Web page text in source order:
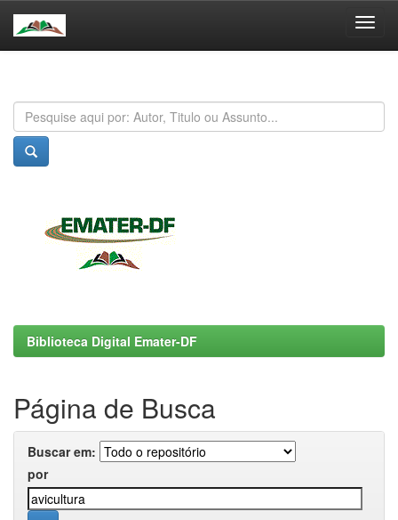
Biblioteca Digital Emater-DF
Página de Busca
Buscar em:
por